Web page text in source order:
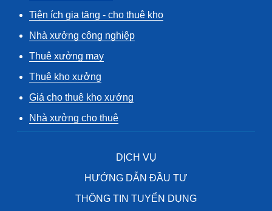
Tiện ích gia tăng - cho thuê kho
Nhà xưởng công nghiệp
Thuê xưởng may
Thuê kho xưởng
Giá cho thuê kho xưởng
Nhà xưởng cho thuê
DỊCH VỤ
HƯỚNG DẪN ĐẦU TƯ
THÔNG TIN TUYỂN DỤNG